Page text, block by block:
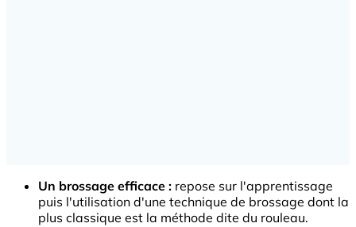
Un brossage efficace : repose sur l'apprentissage
puis l'utilisation d'une technique de brossage dont la
plus classique est la méthode dite du rouleau.